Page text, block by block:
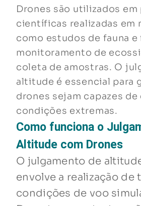
Drones são utilizados em
científicas realizadas em
como estudos de fauna e
monitoramento de
coleta de amostras. O
altitude é essencial para
drones sejam capazes de
condições extremas.
Como funciona o
Altitude com Drones
O julgamento de
envolve a realização de
condições de voo